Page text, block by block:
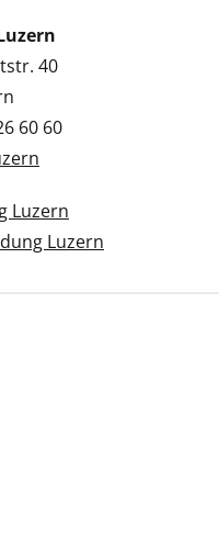
40
60 60
Luzern
Luzern